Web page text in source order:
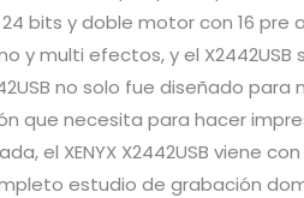
bits y doble motor con 16 pre
y multi efectos, y el X2442USB
no solo fue diseñado para
que necesita para hacer
el XENYX X2442USB viene
estudio de grabación